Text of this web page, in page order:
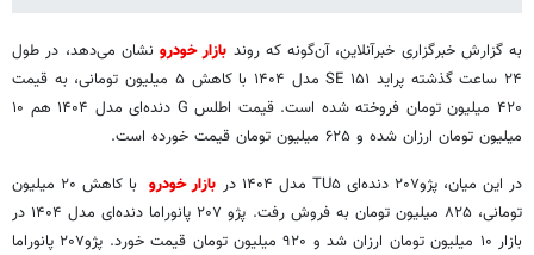
به گزارش خبرگزاری خبرآنلاین، آن‌گونه که روند بازار خودرو نشان می‌دهد، در طول
۲۴ ساعت گذشته پراید ۱۵۱ SE مدل ۱۴۰۴ با کاهش ۵ میلیون تومانی، به قیمت
۴۲۰ میلیون تومان فروخته شده است. قیمت اطلس G دنده‌ای مدل ۱۴۰۴ هم ۱۰
میلیون تومان ارزان شده و ۶۲۵ میلیون تومان قیمت خورده است.
در این میان، پژو۲۰۷ دنده‌ای TU۵ مدل ۱۴۰۴ در
بازار خودرو
با کاهش ۲۰ میلیون
تومانی، ۸۲۵ میلیون تومان به فروش رفت. پژو ۲۰۷ پانوراما دنده‌ای مدل ۱۴۰۴ در
بازار ۱۰ میلیون تومان ارزان شد و ۹۲۰ میلیون تومان قیمت خورد. پژو۲۰۷ پانوراما